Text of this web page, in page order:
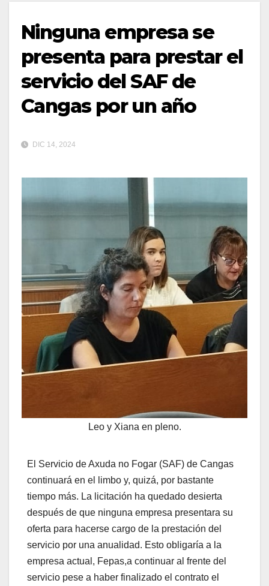
Ninguna empresa se
presenta para prestar el
servicio del SAF de
Cangas por un año
DIC 14, 2024
Leo y Xiana en pleno.
El Servicio de Axuda no Fogar (SAF) de Cangas
continuará en el limbo y, quizá, por bastante
tiempo más. La licitación ha quedado desierta
después de que ninguna empresa presentara su
oferta para hacerse cargo de la prestación del
servicio por una anualidad. Esto obligaría a la
empresa actual, Fepas,a continuar al frente del
servicio pese a haber finalizado el contrato el